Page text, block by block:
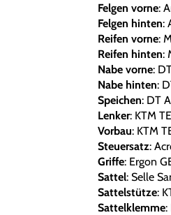
Felgen vorne:
Felgen hinten:
Reifen vorne:
Reifen hinten:
Nabe vorne:
Nabe hinten:
Speichen: DT
Lenker: KTM
Vorbau: KTM
Steuersatz:
Griffe: Ergon
Sattel: Selle
Sattelstütze:
Sattelklemme: